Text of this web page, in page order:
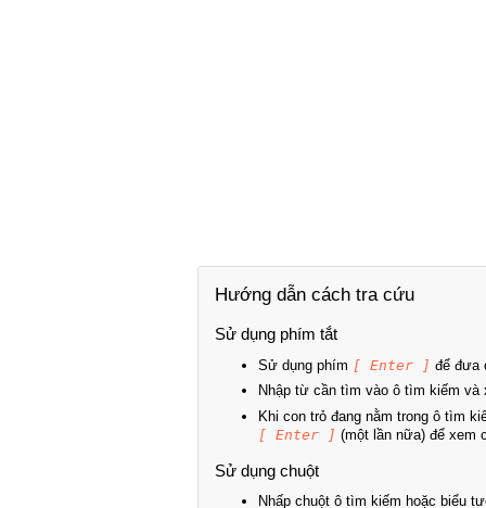
Hướng dẫn cách tra cứu
Sử dụng phím tắt
Sử dụng phím [ Enter ] để đưa
Nhập từ cần tìm vào ô tìm kiếm
Khi con trỏ đang nằm trong ô tìm
[ Enter ] (một lần nữa) để xem
Sử dụng chuột
Nhấp chuột ô tìm kiếm hoặc biểu